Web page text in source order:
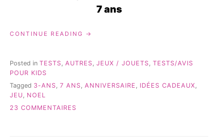
7 ans
CONTINUE READING « DES
CADEAUX
3
Posted in TESTS AUTRES JEUX / JOUETS TESTS/AVIS
POUR KIDS
Tagged 3-ANS 7 ANS ANNIVERSAIRE IDÉES CADEAUX
JEU
NOEL
23 COMMENTAIRES